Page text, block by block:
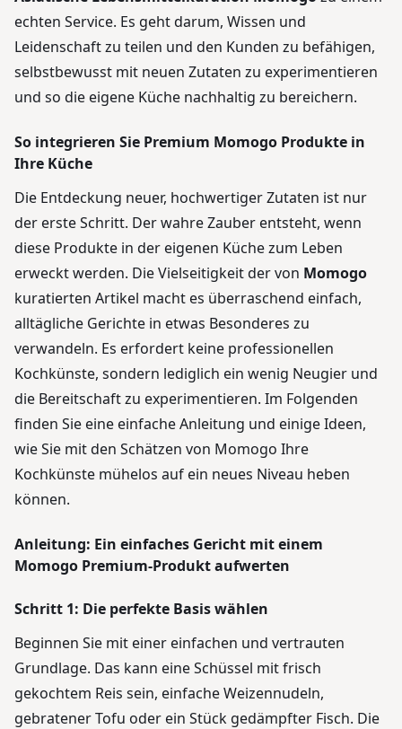
echten Service. Es geht darum, Wissen und
Leidenschaft zu teilen und den Kunden zu befähigen,
selbstbewusst mit neuen Zutaten zu experimentieren
und so die eigene Küche nachhaltig zu bereichern.
So integrieren Sie Premium Momogo Produkte in
Ihre Küche
Die Entdeckung neuer, hochwertiger Zutaten ist nur
der erste Schritt. Der wahre Zauber entsteht, wenn
diese Produkte in der eigenen Küche zum Leben
erweckt werden. Die Vielseitigkeit der von Momogo
kuratierten Artikel macht es überraschend einfach,
alltägliche Gerichte in etwas Besonderes zu
verwandeln. Es erfordert keine professionellen
Kochkünste, sondern lediglich ein wenig Neugier und
die Bereitschaft zu experimentieren. Im Folgenden
finden Sie eine einfache Anleitung und einige Ideen,
wie Sie mit den Schätzen von Momogo Ihre
Kochkünste mühelos auf ein neues Niveau heben
können.
Anleitung: Ein einfaches Gericht mit einem
Momogo Premium-Produkt aufwerten
Schritt 1: Die perfekte Basis wählen
Beginnen Sie mit einer einfachen und vertrauten
Grundlage. Das kann eine Schüssel mit frisch
gekochtem Reis sein, einfache Weizennudeln,
gebratener Tofu oder ein Stück gedämpfter Fisch. Die